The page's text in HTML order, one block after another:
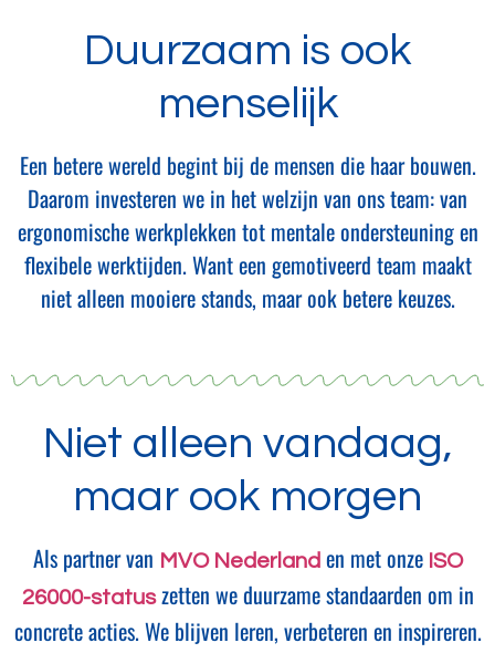
Duurzaam is ook
menselijk
Een betere wereld begint bij de mensen die haar bouwen.
Daarom investeren we in het welzijn van ons team: van
ergonomische werkplekken tot mentale ondersteuning en
flexibele werktijden. Want een gemotiveerd team maakt
niet alleen mooiere stands, maar ook betere keuzes.
Niet alleen vandaag,
maar ook morgen
Als partner van MVO Nederlanden met onze ISO
26000-statuszetten we duurzame standaarden om in
concrete acties. We blijven leren, verbeteren en inspireren.